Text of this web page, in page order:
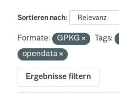
Sortieren nach
Formate: GPKG Tags:
opendata
Ergebnisse filtern